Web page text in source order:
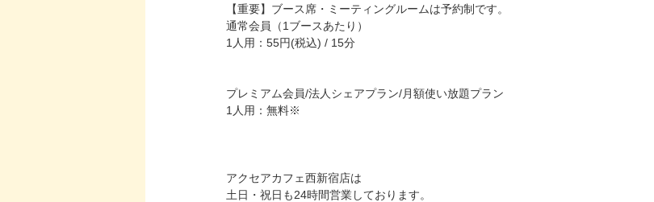
【重要】ブース席・ミーティングルームは予約制です。
通常会員（1ブースあたり）
1人用：55円(税込) / 15分
プレミアム会員/法人シェアプラン/月額使い放題プラン
1人用：無料※
アクセアカフェ西新宿店は
土日・祝日も24時間営業しております。